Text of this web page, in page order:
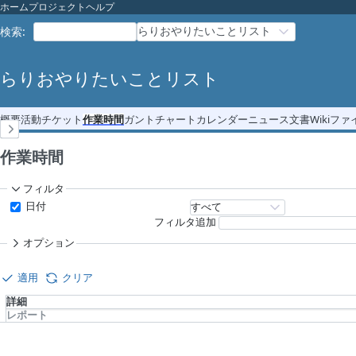
ホームプロジェクトヘルプ
検索: らりおやりたいことリスト
らりおやりたいことリスト
概要活動チケット作業時間ガントチャート カレンダーニュース文書Wikiファ
作業時間
フィルタ
日付
フィルタ追加
オプション
適用
クリア
詳細
レポート